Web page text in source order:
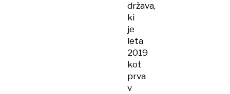
država,
ki
je
leta
2019
kot
prva
v